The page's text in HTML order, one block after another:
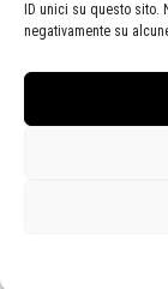
ID unici su questo
negativamente su
Segnalazione di